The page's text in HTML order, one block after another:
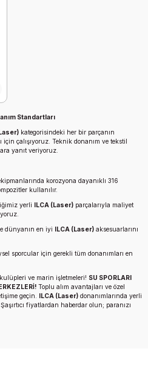
Standartları
kategorisindeki her bir parçanın
çalışıyoruz. Teknik donanım ve tekstil
yanıt veriyoruz.
korozyona dayanıklı 316
kullanılır.
yerli ILCA (Laser) parçalarıyla maliyet
dünyanın en iyi ILCA (Laser) aksesuarlarını
sporcular için gerekli tüm donanımları en
ve marin işletmeleri! SU SPORLARI
Toplu alım avantajları ve özel
geçin. ILCA (Laser) donanımlarında yerli
fiyatlardan haberdar olun; paranızı